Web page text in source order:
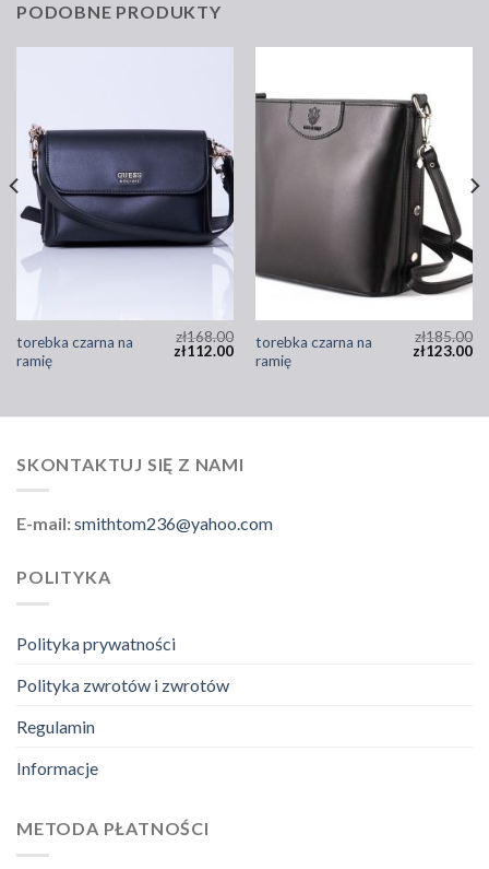
PODOBNE PRODUKTY
torebka czarna na
ramię
zł168.00
zł112.00
torebka czarna na
ramię
zł185.00
zł123.00
SKONTAKTUJ SIĘ Z NAMI
E-mail:smithtom236@yahoo.com
POLITYKA
Polityka prywatności
Polityka zwrotów i zwrotów
Regulamin
Informacje
METODA PŁATNOŚCI